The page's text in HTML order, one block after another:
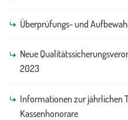
Überprüfungs- und
Neue
2023
Informationen zur jährlichen
Kassenhonorare